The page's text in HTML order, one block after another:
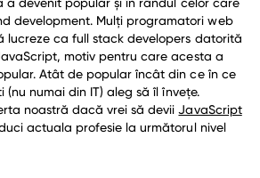
development. Mulți programatori web
lucreze ca full stack developers datorită
motiv pentru care acesta a
Atât de popular încât din ce în ce
(nu numai din IT) aleg să îl învețe.
noastră dacă vrei să deviiJavaScript
actuala profesie la următorul nivel